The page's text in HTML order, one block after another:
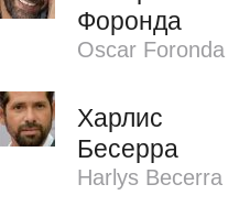
Форонда
Oscar Foronda
Харлис
Бесерра
Harlys Becerra